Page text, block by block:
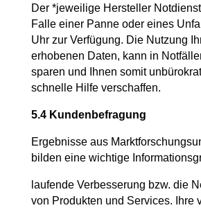
Der *jeweilige Hersteller
Falle einer Panne oder eines
Uhr zur Verfügung. Die Nutzung
erhobenen Daten, kann in
sparen und Ihnen somit
schnelle Hilfe verschaffen.
5.4 Kundenbefragung
Ergebnisse aus
bilden eine wichtige
laufende Verbesserung bzw. die
von Produkten und Services. Ihre